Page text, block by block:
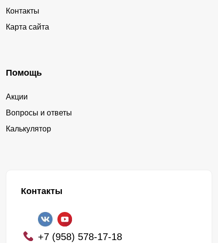
Контакты
Карта сайта
Помощь
Акции
Вопросы и ответы
Калькулятор
Контакты
+7 (958) 578-17-18